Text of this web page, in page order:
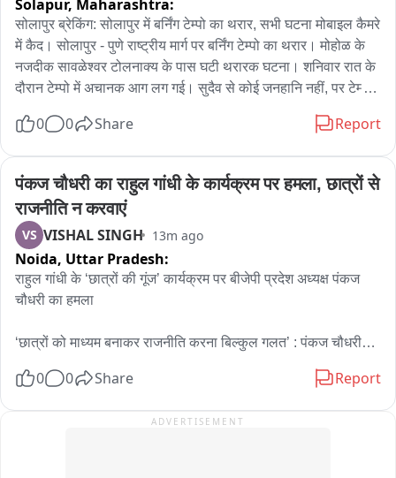
छाजेड़, चम्पालाल गैदर, अशोक प्रजापत, सत्यप्रकाश आचार्य सहित कई
नेता और जनप्रतिनिधि भी यात्रा में शामिल हुए। ‘हर घर तिरंगा’ अभियान के
तहत 9 से 17 अगस्त तक बीकानेर जिले में विभिन्न राष्ट्रभक्ति और
जनभागीदारी कार्यक्रम आयोजित किए जाएंगे। अभियान का उद्देश्य
स्वतंत्रता दिवस के अवसर पर आमजन में राष्ट्रप्रेम और तिरंगे के प्रति
सम्मान की भावना को और मजबूत करना है।
Solapur, Maharashtra:
सोलापुर ब्रेकिंग: सोलापुर में बर्निंग टेम्पो का थरार, सभी घटना मोबाइल कैमरे
में कैद। सोलापुर - पुणे राष्ट्रीय मार्ग पर बर्निंग टेम्पो का थरार। मोहोळ के
नजदीक सावळेश्वर टोलनाक्य के पास घटी थरारक घटना। शनिवार रात के
दौरान टेम्पो में अचानक आग लग गई। सुदैव से कोई जनहानि नहीं, पर टेम्पो
0 0 Share Report
पंकज चौधरी का राहुल गांधी के कार्यक्रम पर हमला, छात्रों से
राजनीति न करवाएं
VS VISHAL SINGH 13m ago
Noida, Uttar Pradesh:
राहुल गांधी के ‘छात्रों की गूंज’ कार्यक्रम पर बीजेपी प्रदेश अध्यक्ष पंकज
चौधरी का हमला
‘छात्रों को माध्यम बनाकर राजनीति करना बिल्कुल गलत’ : पंकज चौधरी
युवा हमारे देश का भविष्य हैं, उन्हें राजनीति का माध्यम नहीं बनाना चाहिए :
पंकज
0 0 Share Report
ADVERTISEMENT